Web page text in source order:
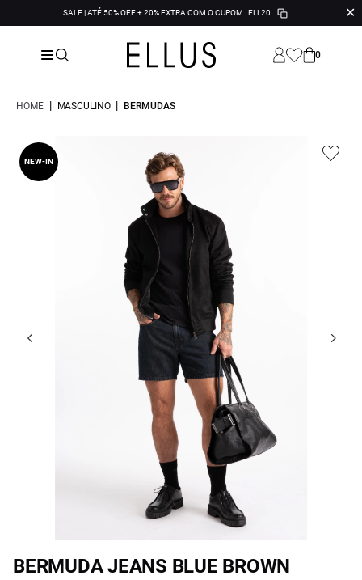
SALE | ATÉ 50% OFF + 20% EXTRA COM O CUPOM ELL20 ✕
0
HOME | MASCULINO | BERMUDAS
NEW-IN
BERMUDA JEANS BLUE BROWN